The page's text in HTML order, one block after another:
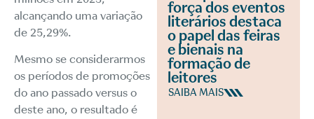
alcançando uma variação
de 25,29%.
Mesmo se considerarmos
os períodos de promoções
do ano passado versus o
deste ano, o resultado é
força dos eventos
literários destaca
o papel das feiras
e bienais na
formação de
leitores
SAIBA MAIS